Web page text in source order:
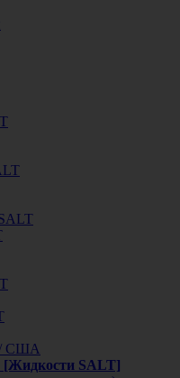
/ США
[Жидкости SALT]